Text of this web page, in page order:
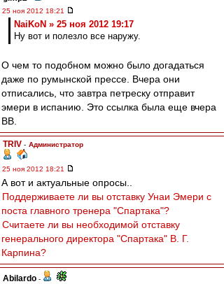
25 ноя 2012 18:21
NaiKoN » 25 ноя 2012 19:17
Ну вот и полезло все наружу.
О чем то подобном можно было догадаться
даже по румынской прессе. Вчера они
отписались, что завтра петреску отправит
эмери в испанию. Это ссылка была еще вчера
ВВ.
TRIV - Администратор
25 ноя 2012 18:21
А вот и актуальные опросы..
Поддерживаете ли вы отставку Унаи Эмери с
поста главного тренера "Спартака"?
Считаете ли вы необходимой отставку
генерального директора "Спартака" В. Г.
Карпина?
Abilardo -